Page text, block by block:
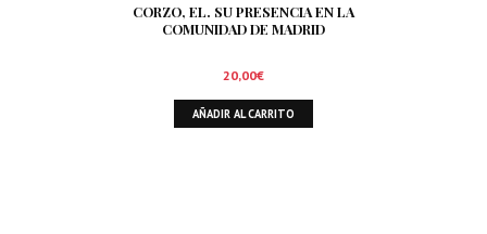
CORZO, EL. SU PRESENCIA EN LA
COMUNIDAD DE MADRID
20,00€
AÑADIR AL CARRITO